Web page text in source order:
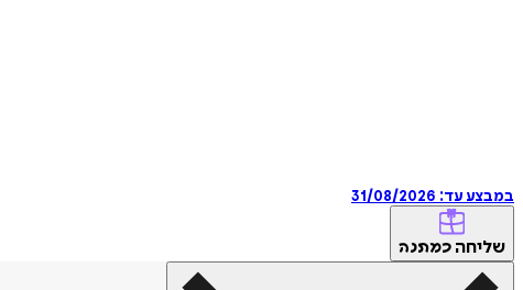
במבצע עד: 31/08/2026
שליחה כמתנה